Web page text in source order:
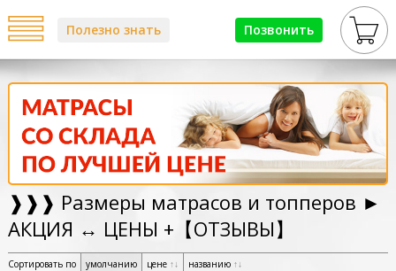
Позвонить
Полезно знать
❱❱❱ Размеры матрасов и топперов ►
АКЦИЯ ↔ ЦЕНЫ +【ОТЗЫВЫ】
Сортировать по умолчанию цене ↑↓ названию ↑↓